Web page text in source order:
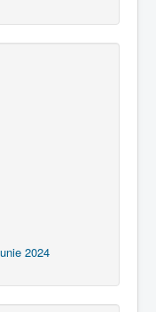
2024